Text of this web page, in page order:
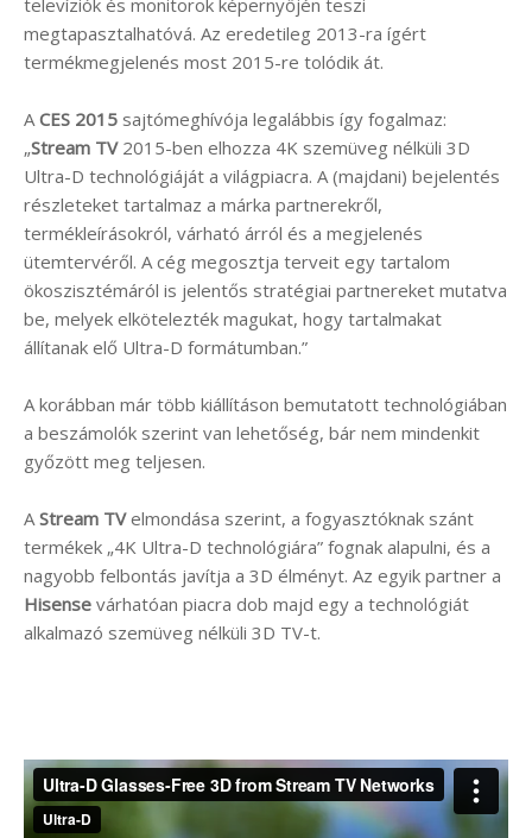
megtapasztalhatóvá. Az eredetileg 2013-ra ígért
termékmegjelenés most 2015-re tolódik át.
A CES 2015 sajtómeghívója legalábbis így fogalmaz:
„Stream TV2015-ben elhozza 4K szemüveg nélküli 3D
Ultra-D technológiáját a világpiacra. A (majdani) bejelentés
részleteket tartalmaz a márka partnerekről,
termékleírásokról, várható árról és a megjelenés
ütemtervéről. A cég megosztja terveit egy tartalom
ökoszisztémáról is jelentős stratégiai partnereket mutatva
be, melyek elkötelezték magukat, hogy tartalmakat
állítanak elő Ultra-D formátumban.”
A korábban már több kiállításon bemutatott technológiában
a beszámolók szerint van lehetőség, bár nem mindenkit
győzött meg teljesen.
A Stream TVelmondása szerint, a fogyasztóknak szánt
termékek „4K Ultra-D technológiára” fognak alapulni, és a
nagyobb felbontás javítja a 3D élményt. Az egyik partner a
Hisense várhatóan piacra dob majd egy a technológiát
alkalmazó szemüveg nélküli 3D TV-t.